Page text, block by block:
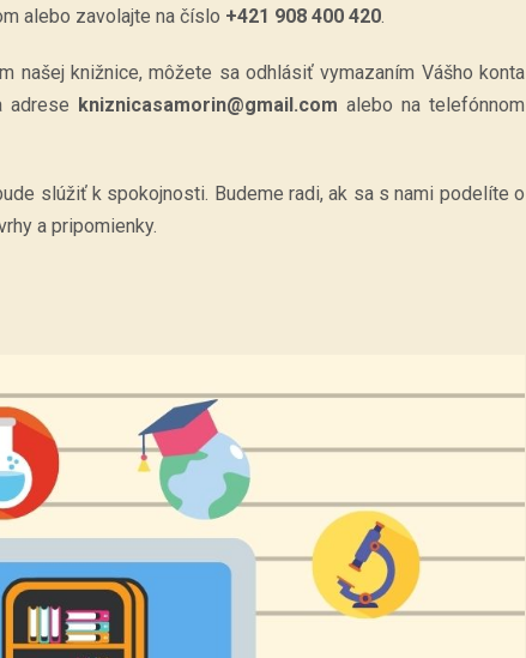
alebo zavolajte na číslo +421 908 400 420
našej knižnice, môžete sa odhlásiť vymazaním Vášho konta
adrese kniznicasamorin@gmail.com alebo na telefónnom
slúžiť k spokojnosti. Budeme radi, ak sa s nami podelíte o
a pripomienky.